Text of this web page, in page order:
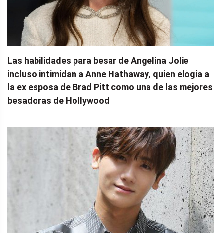
Las habilidades para besar de Angelina Jolie
incluso intimidan a Anne Hathaway, quien elogia a
la ex esposa de Brad Pitt como una de las mejores
besadoras de Hollywood